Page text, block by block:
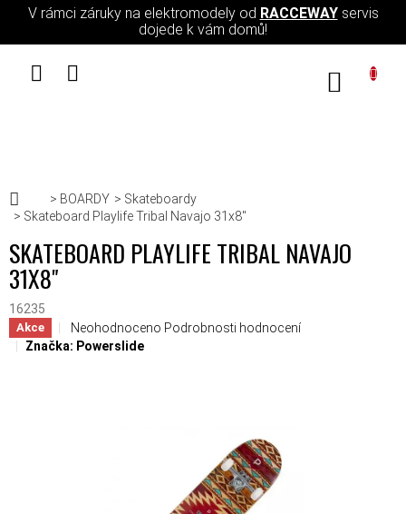
Přejít na obsah
V rámci záruky na elektromodely od RACCEWAYservis
dojede k vám domů!
Domů
BOARDY
Skateboardy
Skateboard Playlife Tribal Navajo 31x8"
SKATEBOARD PLAYLIFE TRIBAL NAVAJO
31X8"
16235
Akce Průměrné hodnocení produktu je 0,0 z 5 hvězdiček.
Neohodnoceno Podrobnosti hodnocení
Značka: Powerslide